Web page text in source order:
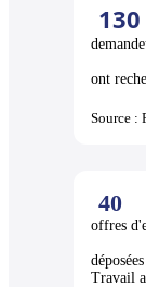
130
ont
Source :
40
offres
Travail